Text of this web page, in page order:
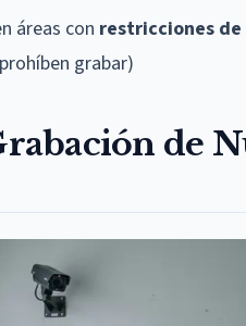
áreas con restricciones
grabar)
de